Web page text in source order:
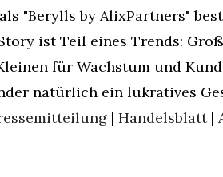
"Berylls by AlixPartners"
ist Teil eines Trends:
für Wachstum und
natürlich ein lukratives
| Handelsblatt |